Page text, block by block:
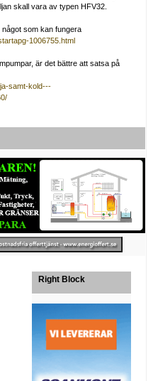
skall vara av typen HFV32.
som kan fungera
1006755.html
är det bättre att satsa på
samt-kold---
Right Block